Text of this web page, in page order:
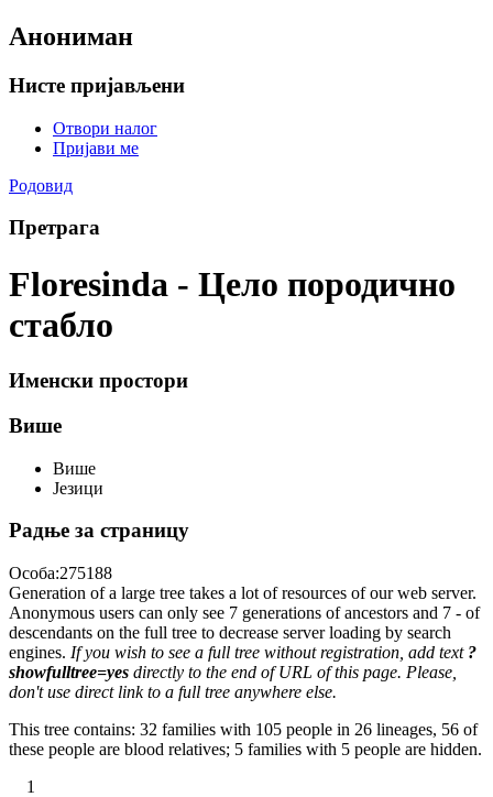
Анониман
Нисте пријављени
Отвори налог
Пријави ме
Родовид
Претрага
Floresinda - Цело породично
стабло
Именски простори
Више
Више
Језици
Радње за страницу
Особа:275188
Generation of a large tree takes a lot of resources of our web server.
Anonymous users can only see 7 generations of ancestors and 7 - of
descendants on the full tree to decrease server loading by search
engines. If you wish to see a full tree without registration, add text ?
showfulltree=yes directly to the end of URL of this page. Please,
don't use direct link to a full tree anywhere else.
This tree contains: 32 families with 105 people in 26 lineages, 56 of
these people are blood relatives; 5 families with 5 people are hidden.
1